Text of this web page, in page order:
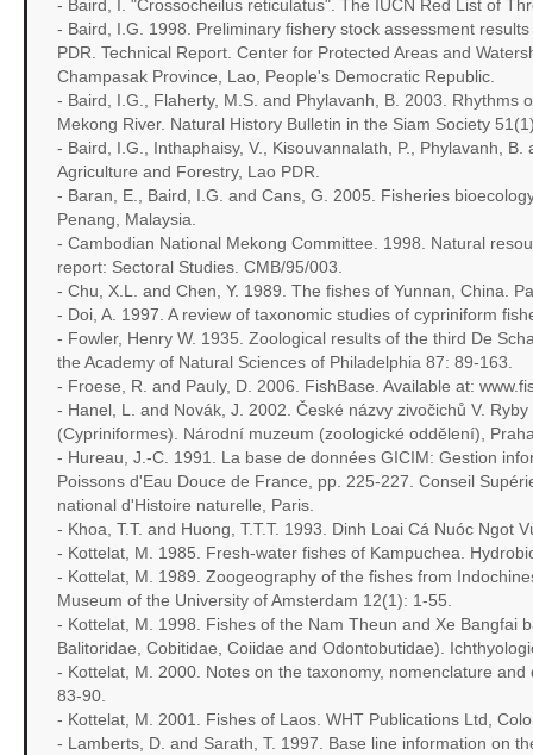
- Baird, I. "Crossocheilus reticulatus". The IUCN Red List of
- Baird, I.G. 1998. Preliminary fishery stock assessment
PDR. Technical Report. Center for Protected Areas and
Champasak Province, Lao, People's Democratic Republic.
- Baird, I.G., Flaherty, M.S. and Phylavanh, B. 2003.
Mekong River. Natural History Bulletin in the Siam Society
- Baird, I.G., Inthaphaisy, V., Kisouvannalath, P., Phylavanh,
Agriculture and Forestry, Lao PDR.
- Baran, E., Baird, I.G. and Cans, G. 2005. Fisheries
Penang, Malaysia.
- Cambodian National Mekong Committee. 1998. Natural
report: Sectoral Studies. CMB/95/003.
- Chu, X.L. and Chen, Y. 1989. The fishes of Yunnan, China.
- Doi, A. 1997. A review of taxonomic studies of cypriniform
- Fowler, Henry W. 1935. Zoological results of the third De
the Academy of Natural Sciences of Philadelphia 87: 89-163.
- Froese, R. and Pauly, D. 2006. FishBase. Available at:
- Hanel, L. and Novák, J. 2002. České názvy zivočichů V.
(Cypriniformes). Národní muzeum (zoologické oddělení),
- Hureau, J.-C. 1991. La base de données GICIM: Gestion
Poissons d'Eau Douce de France, pp. 225-227. Conseil
national d'Histoire naturelle, Paris.
- Khoa, T.T. and Huong, T.T.T. 1993. Dinh Loai Cá Nuóc Ngot
- Kottelat, M. 1985. Fresh-water fishes of Kampuchea.
- Kottelat, M. 1989. Zoogeography of the fishes from
Museum of the University of Amsterdam 12(1): 1-55.
- Kottelat, M. 1998. Fishes of the Nam Theun and Xe Bangfai
Balitoridae, Cobitidae, Coiidae and Odontobutidae).
- Kottelat, M. 2000. Notes on the taxonomy, nomenclature
83-90.
- Kottelat, M. 2001. Fishes of Laos. WHT Publications Ltd,
- Lamberts, D. and Sarath, T. 1997. Base line information on